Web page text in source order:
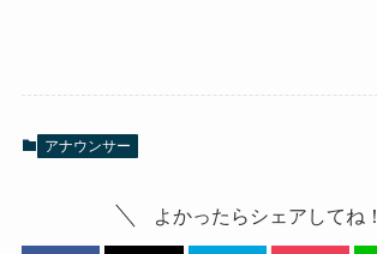
アナウンサー
よかったらシェアしてね！